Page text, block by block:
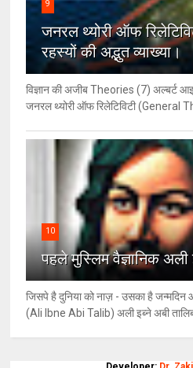
9
जनरल थ्‍योरी ऑफ
रहस्‍यों की अद्भुत व्‍याख्‍या।
विज्ञान की अजीब Theories (7) अल्‍बर्ट
जनरल थ्योरी ऑफ रिलेटिविटी (General
10
पहले मुस्लिम वैज्ञानिक अली
जिसपे है दुनिया को नाज़ - उसका है
(Ali Ibne Abi Talib) अली इब्ने अबी